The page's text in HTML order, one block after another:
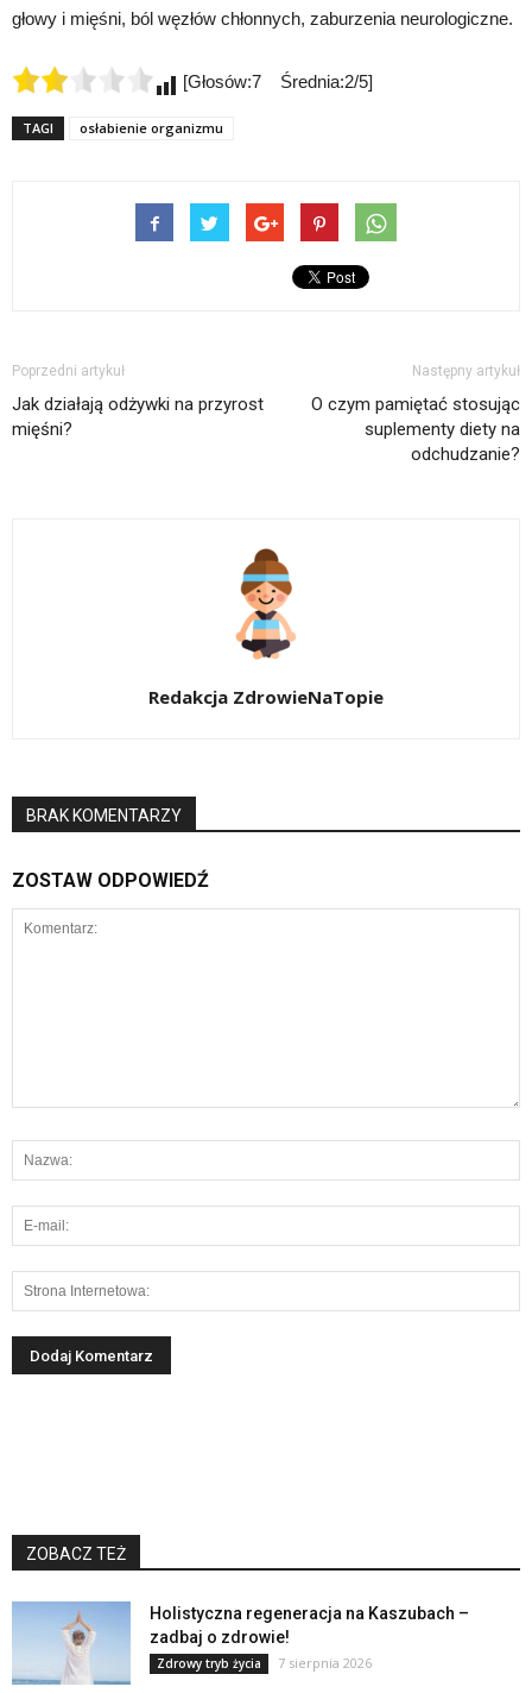
głowy i mięśni, ból węzłów chłonnych, zaburzenia neurologiczne.
[Głosów:7 Średnia:2/5]
TAGI osłabienie organizmu
Poprzedni artykuł
Jak działają odżywki na przyrost
mięśni?
Następny artykuł
O czym pamiętać stosując
suplementy diety na
odchudzanie?
Redakcja ZdrowieNaTopie
BRAK KOMENTARZY
ZOSTAW ODPOWIEDŹ
ZOBACZ TEŻ
Holistyczna regeneracja na Kaszubach –
zadbaj o zdrowie!
Zdrowy tryb życia 7 sierpnia 2026